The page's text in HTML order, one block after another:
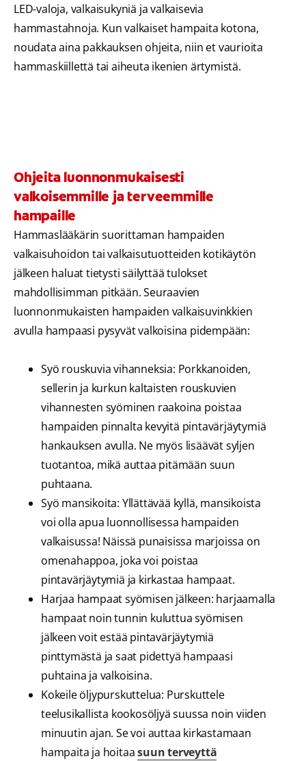
LED-valoja, valkaisukyniä ja valkaisevia
hammastahnoja. Kun valkaiset hampaita kotona,
noudata aina pakkauksen ohjeita, niin et vaurioita
hammaskiillettä tai aiheuta ikenien ärtymistä.
Ohjeita luonnonmukaisesti
valkoisemmille ja terveemmille
hampaille
Hammaslääkärin suorittaman hampaiden
valkaisuhoidon tai valkaisutuotteiden kotikäytön
jälkeen haluat tietysti säilyttää tulokset
mahdollisimman pitkään. Seuraavien
luonnonmukaisten hampaiden valkaisuvinkkien
avulla hampaasi pysyvät valkoisina pidempään:
Syö rouskuvia vihanneksia: Porkkanoiden,
sellerin ja kurkun kaltaisten rouskuvien
vihannesten syöminen raakoina poistaa
hampaiden pinnalta kevyitä pintavärjäytymiä
hankauksen avulla. Ne myös lisäävät syljen
tuotantoa, mikä auttaa pitämään suun
puhtaana.
Syö mansikoita: Yllättävää kyllä, mansikoista
voi olla apua luonnollisessa hampaiden
valkaisussa! Näissä punaisissa marjoissa on
omenahappoa, joka voi poistaa
pintavärjäytymiä ja kirkastaa hampaat.
Harjaa hampaat syömisen jälkeen: harjaamalla
hampaat noin tunnin kuluttua syömisen
jälkeen voit estää pintavärjäytymiä
pinttymästä ja saat pidettyä hampaasi
puhtaina ja valkoisina.
Kokeile öljypurskuttelua: Purskuttele
teelusikallista kookosöljyä suussa noin viiden
minuutin ajan. Se voi auttaa kirkastamaan
hampaita ja hoitaasuun terveyttä